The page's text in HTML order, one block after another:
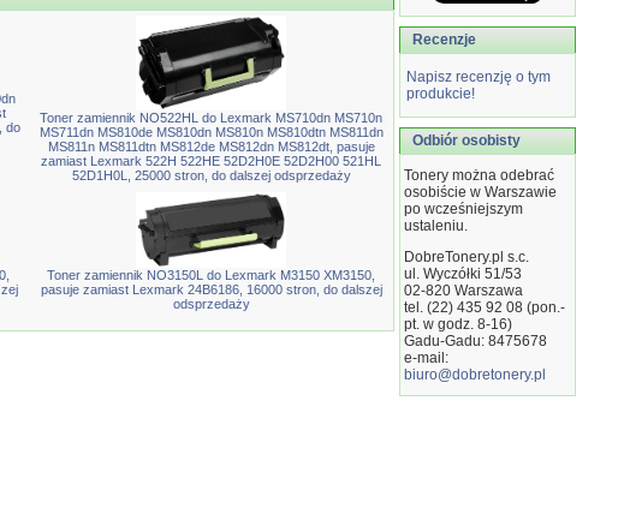
do
Toner zamiennik NO522HL do Lexmark MS710dn MS710n
MS711dn MS810de MS810dn MS810n MS810dtn MS811dn
MS811n MS811dtn MS812de MS812dn MS812dt, pasuje
zamiast Lexmark 522H 522HE 52D2H0E 52D2H00 521HL
52D1H0L, 25000 stron, do dalszej odsprzedaży
Toner zamiennik NO3150L do Lexmark M3150 XM3150,
pasuje zamiast Lexmark 24B6186, 16000 stron, do dalszej
odsprzedaży
Recenzje
Napisz recenzję o tym
produkcie!
Odbiór osobisty
Tonery można odebrać
osobiście w Warszawie
po wcześniejszym
ustaleniu.
DobreTonery.pl s.c.
ul. Wyczółki 51/53
02-820 Warszawa
tel. (22) 435 92 08 (pon.-
pt. w godz. 8-16)
Gadu-Gadu: 8475678
e-mail:
biuro@dobretonery.pl